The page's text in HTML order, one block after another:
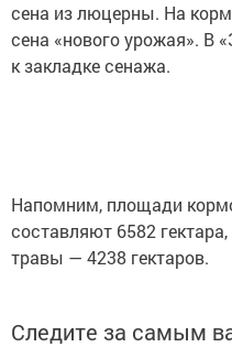
сена из люцерны. На
сена «нового урожая». В
к закладке сенажа.
Напомним, площади
составляют 6582
травы — 4238 гектаров.
Следите за самым